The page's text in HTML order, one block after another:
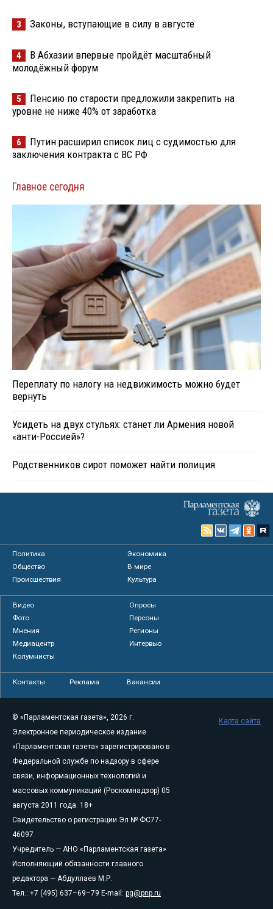
3 Законы, вступающие в силу в августе
4
В Абхазии впервые пройдёт масштабный
молодёжный форум
5
Пенсию по старости предложили закрепить на
уровне не ниже 40% от заработка
6
Путин расширил список лиц с судимостью для
заключения контракта с ВС РФ
Главное сегодня
Переплату по налогу на недвижимость можно будет
вернуть
Усидеть на двух стульях: станет ли Армения новой
«анти-Россией»?
Родственников сирот поможет найти полиция
Политика
Экономика
Общество
В мире
Происшествия
Культура
Видео
Опросы
Фото
Персоны
Мнения
Регионы
Медиацентр
Интервью
Колумнисты
Контакты Реклама Вакансии
© «Парламентская газета», 2026 г.
Электронное периодическое издание
«Парламентская газета» зарегистрировано в
Федеральной службе по надзору в сфере
связи, информационных технологий и
массовых коммуникаций (Роскомнадзор) 05
августа 2011 года. 18+
Свидетельство о регистрации Эл № ФС77-
46097
Учредитель — АНО «Парламентская газета»
Исполняющий обязанности главного
редактора — Абдуллаев М.Р.
Тел.: +7 (495) 637–69–79 E-mail: pg@pnp.ru
Карта сайта